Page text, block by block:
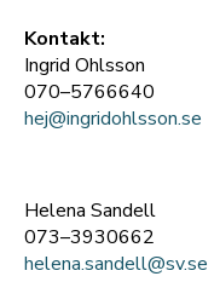
Kontakt:
Ingrid Ohlsson
070–5766640
hej@ingridohlsson.se
Helena Sandell
073–3930662
helena.sandell@sv.se